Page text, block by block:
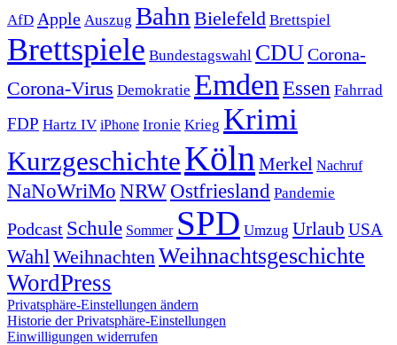
AfD Apple Auszug Bahn Bielefeld Brettspiel
Brettspiele Bundestagswahl CDUCorona-
Corona-Virus Demokratie Emden Essen Fahrrad
FDP Hartz IV iPhone Ironie Krieg Krimi
KurzgeschichteKöln Merkel Nachruf
NaNoWriMo NRWOstfriesland Pandemie
Podcast Schule Sommer SPD Umzug Urlaub USA
Wahl Weihnachten Weihnachtsgeschichte
WordPress
Privatsphäre-Einstellungen ändern
Historie der Privatsphäre-Einstellungen
Einwilligungen widerrufen